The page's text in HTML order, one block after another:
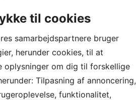
til cookies
samarbejdspartnere bruger
herunder cookies, til at
oplysninger om dig til forskellige
Tilpasning af annoncering,
funktionalitet,